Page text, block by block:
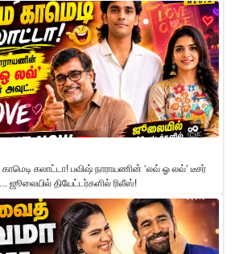
கலாட்டா! பவிஷ் நாராயணின் ‘லவ் ஓ லவ்’ டீசர்
ஜூலையில் தியேட்டர்களில் ரிலீஸ்!